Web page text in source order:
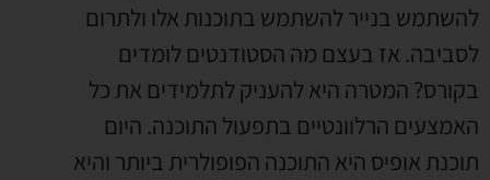
להשתמש בנייר להשתמש בתוכנות אלו ולתרום
לסביבה. אז בעצם מה הסטודנטים לומדים
בקורס? המטרה היא להעניק לתלמידים את כל
האמצעים הרלוונטיים בתפעול התוכנה. היום
תוכנת אופיס היא התוכנה הפופולרית ביותר והיא